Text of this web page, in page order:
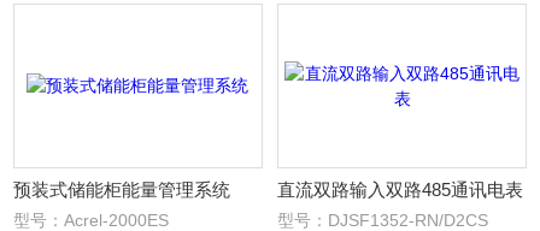
预装式储能柜能量管理系统
型号：Acrel-2000ES
直流双路输入双路485通讯电表
型号：DJSF1352-RN/D2CS